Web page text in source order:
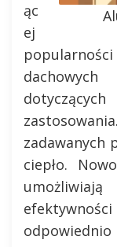
ąc
ej
zadawanych
ciepło.